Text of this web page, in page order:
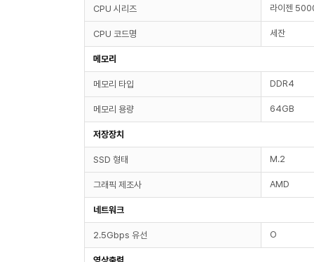
CPU 시리즈 라이젠
CPU 코드명 세잔
메모리
메모리 타입 DDR4
메모리 용량 64GB
저장장치
SSD 형태 M.2
그래픽 제조사 AMD
네트워크
2.5Gbps 유선 O